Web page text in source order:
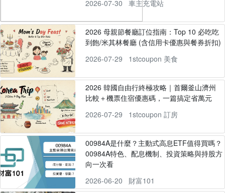
2026-07-30
車主充電站
2026 母親節餐廳訂位指南：Top 10 必吃吃
到飽/米其林餐廳 (含信用卡優惠與餐券折扣)
2026-07-29
1stcoupon 美食
2026 韓國自由行終極攻略｜首爾釜山濟州
比較＋機票住宿優惠碼，一篇搞定省萬元
2026-07-29
1stcoupon 訂房
00984A是什麼？主動式高息ETF值得買嗎？
00984A特色、配息機制、投資策略與持股方
向一次看
2026-06-20
財富101